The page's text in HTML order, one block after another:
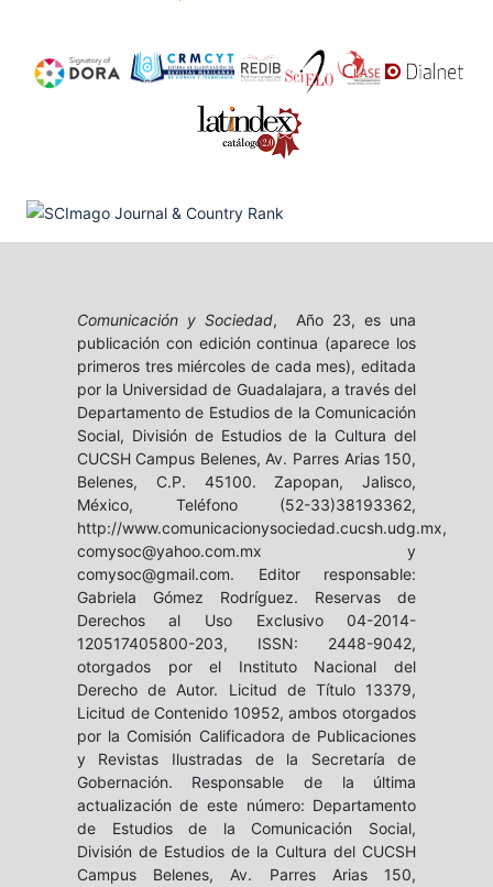
Comunicación y Sociedad, Año 23, es una
publicación con edición continua (aparece los
primeros tres miércoles de cada mes), editada
por la Universidad de Guadalajara, a través del
Departamento de Estudios de la Comunicación
Social, División de Estudios de la Cultura del
CUCSH Campus Belenes, Av. Parres Arias 150,
Belenes, C.P. 45100. Zapopan, Jalisco,
México, Teléfono (52-33)38193362,
http://www.comunicacionysociedad.cucsh.udg.mx,
comysoc@yahoo.com.mx y
comysoc@gmail.com. Editor responsable:
Gabriela Gómez Rodríguez. Reservas de
Derechos al Uso Exclusivo 04-2014-
120517405800-203, ISSN: 2448-9042,
otorgados por el Instituto Nacional del
Derecho de Autor. Licitud de Título 13379,
Licitud de Contenido 10952, ambos otorgados
por la Comisión Calificadora de Publicaciones
y Revistas Ilustradas de la Secretaría de
Gobernación. Responsable de la última
actualización de este número: Departamento
de Estudios de la Comunicación Social,
División de Estudios de la Cultura del CUCSH
Campus Belenes, Av. Parres Arias 150,